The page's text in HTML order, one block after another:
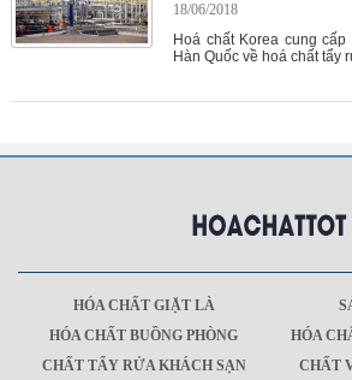
18/06/2018
Hoá chất Korea cung
Hàn Quốc về hoá chất tẩy
HÓA CHẤT GIẶT LÀ
HÓA CHẤT BUỒNG PHÒNG
HÓA
CHẤT TẨY RỬA KHÁCH SẠN
CHẤT